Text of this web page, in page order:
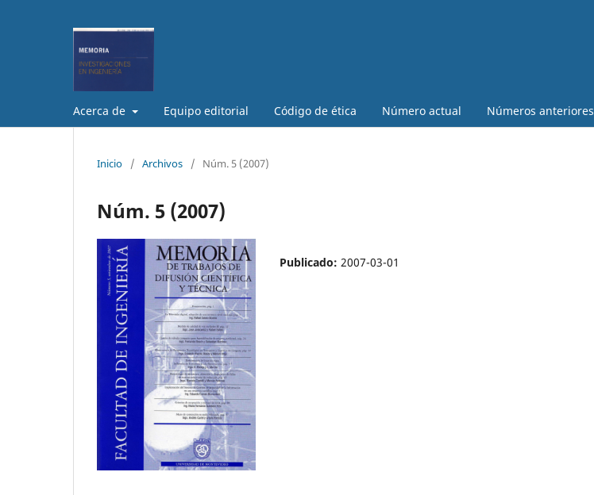
Acerca de Equipo editorial Código de ética Número actual Números anteriores
Inicio / Archivos / Núm. 5 (2007)
Núm. 5 (2007)
Publicado: 2007-03-01